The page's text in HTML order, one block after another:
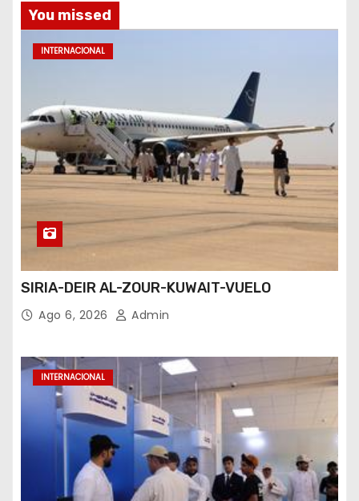
You missed
INTERNACIONAL
SIRIA-DEIR AL-ZOUR-KUWAIT-VUELO
Ago 6, 2026 Admin
INTERNACIONAL